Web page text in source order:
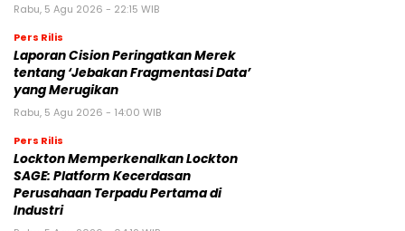
Rabu, 5 Agu 2026 - 22:15 WIB
Pers Rilis
Laporan Cision Peringatkan Merek
tentang ‘Jebakan Fragmentasi Data’
yang Merugikan
Rabu, 5 Agu 2026 - 14:00 WIB
Pers Rilis
Lockton Memperkenalkan Lockton
SAGE: Platform Kecerdasan
Perusahaan Terpadu Pertama di
Industri